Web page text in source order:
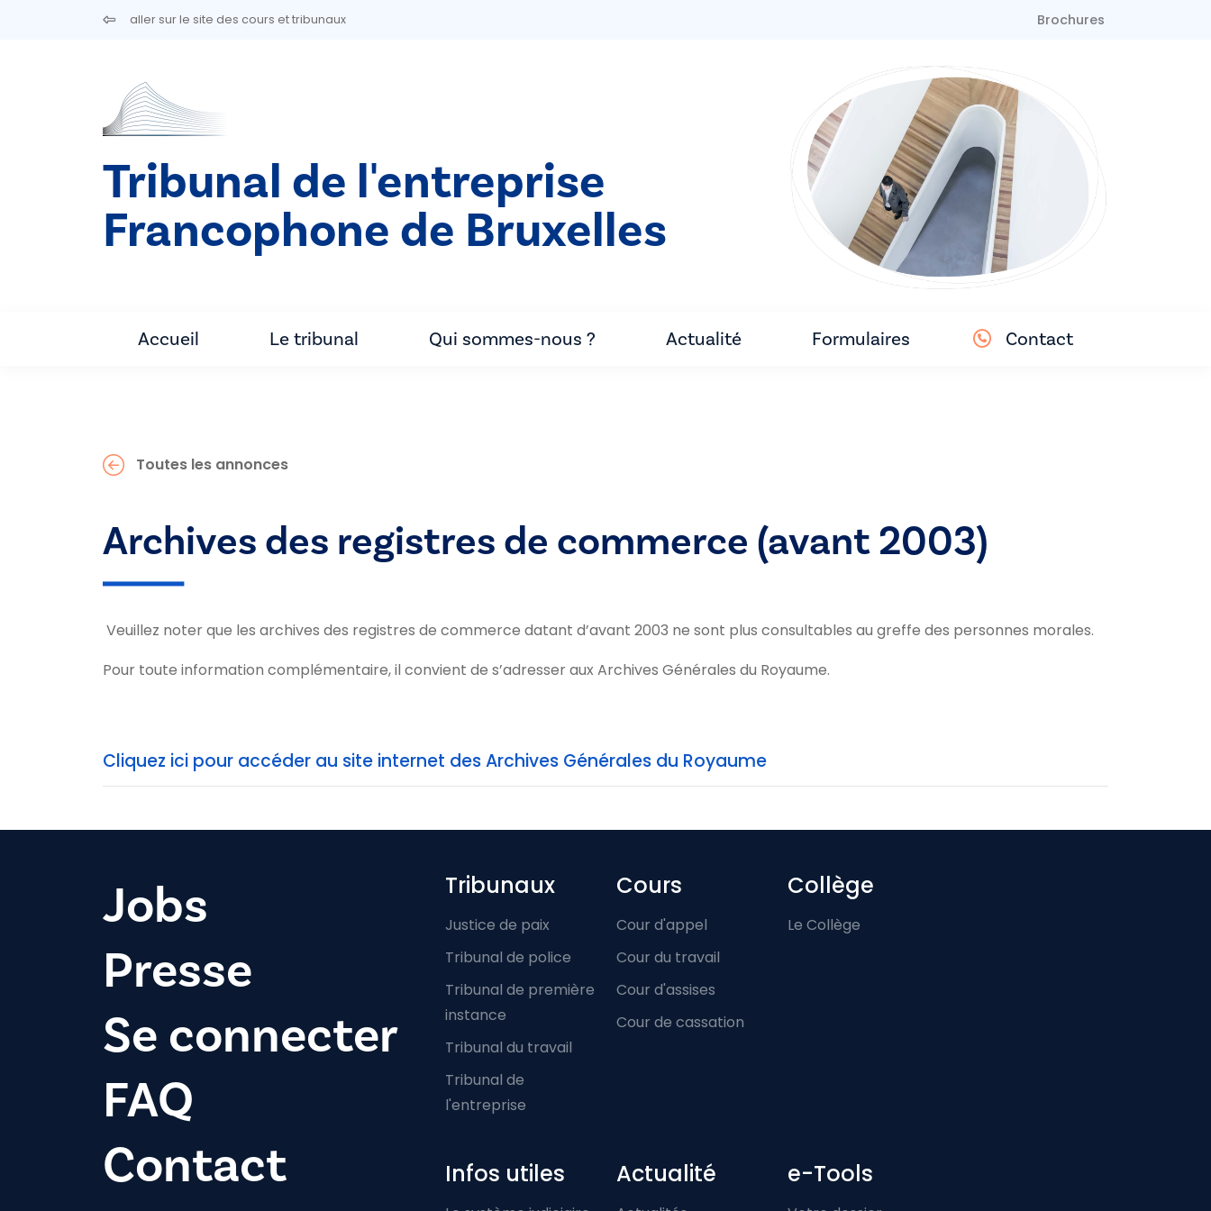
Aller au contenu principalaller sur le site des cours et tribunaux Brochures
Tribunal de l'entreprise
Francophone de Bruxelles
Accueil Le tribunal Qui sommes-nous ? Actualité Formulaires Contact
Toutes les annonces
Archives des registres de commerce (avant 2003)
Veuillez noter que les archives des registres de commerce datant d’avant 2003 ne sont plus consultables au greffe des personnes morales.
Pour toute information complémentaire, il convient de s’adresser aux Archives Générales du Royaume.
Cliquez ici pour accéder au site internet des Archives Générales du Royaume
Jobs
Presse
Se connecter
FAQ
Contact
Footer-menu
Tribunaux
Justice de paix
Tribunal de police
Tribunal de première
instance
Tribunal du travail
Tribunal de
l'entreprise
Cours
Cour d'appel
Cour du travail
Cour d'assises
Cour de cassation
Collège
Le Collège
Infos utiles Actualité e-Tools